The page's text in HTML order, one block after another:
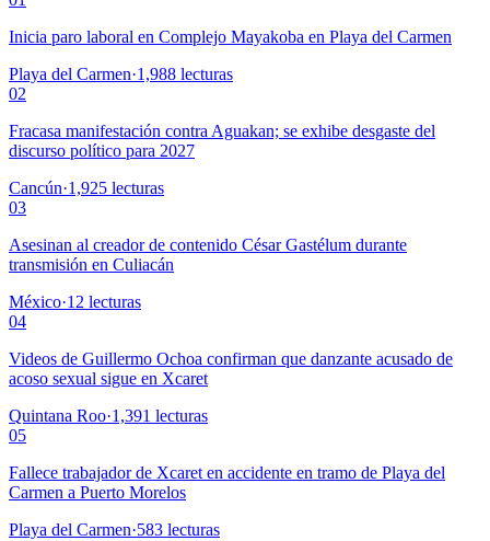
Inicia paro laboral en Complejo Mayakoba en Playa del Carmen
Playa del Carmen·1,988 lecturas
02
Fracasa manifestación contra Aguakan; se exhibe desgaste del
discurso político para 2027
Cancún·1,925 lecturas
03
Asesinan al creador de contenido César Gastélum durante
transmisión en Culiacán
México·12 lecturas
04
Videos de Guillermo Ochoa confirman que danzante acusado de
acoso sexual sigue en Xcaret
Quintana Roo·1,391 lecturas
05
Fallece trabajador de Xcaret en accidente en tramo de Playa del
Carmen a Puerto Morelos
Playa del Carmen·583 lecturas